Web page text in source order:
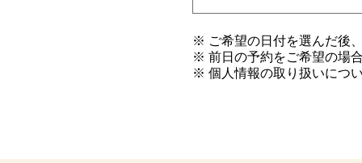
※ ご希望の日付を選んだ後
※ 前日の予約をご希望の場
※ 個人情報の取り扱いにつ